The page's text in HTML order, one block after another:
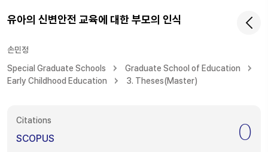
유아의 신변안전 교육에 대한 부모의 인식
손민정
Special Graduate Schools
Graduate School of Education
Early Childhood Education
3. Theses(Master)
Citations
SCOPUS 0